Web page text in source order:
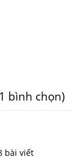
bình chọn)
bài viết